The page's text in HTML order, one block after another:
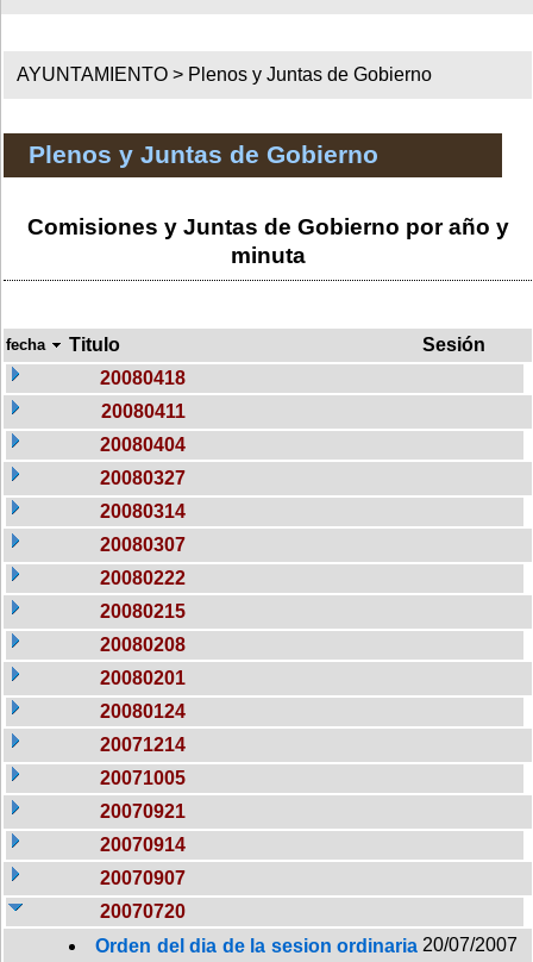
AYUNTAMIENTO > Plenos y Juntas de Gobierno
Plenos y Juntas de Gobierno
Comisiones y Juntas de Gobierno por año y
minuta
fecha Titulo
Sesión
20080418
20080411
20080404
20080327
20080314
20080307
20080222
20080215
20080208
20080201
20080124
20071214
20071005
20070921
20070914
20070907
20070720
Orden del dia de la sesion ordinaria 20/07/2007